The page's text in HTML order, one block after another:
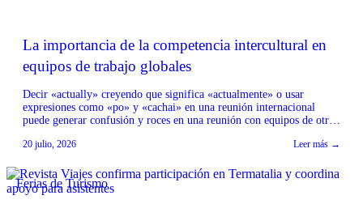
La importancia de la competencia intercultural en
equipos de trabajo globales
Decir «actually» creyendo que significa «actualmente» o usar
expresiones como «po» y «cachai» en una reunión internacional
puede generar confusión y roces en una reunión con equipos de otros
intercultural es tan importante como hablar inglés para trabajar de
20 julio, 2026 Leer más →
Ferias de Turismo